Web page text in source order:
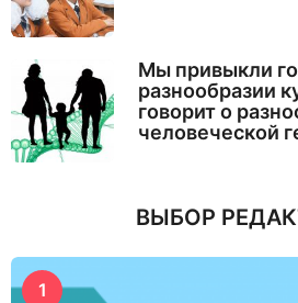
Мы привыкли
разнообразии
говорит о
человеческой
ВЫБОР
1